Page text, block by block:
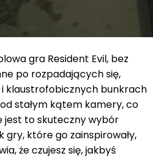
gra Resident Evil, bez
po rozpadających się,
klaustrofobicznych bunkrach
stałym kątem kamery, co
jest to skuteczny wybór
gry, które go zainspirowały,
że ​​czujesz się, jakbyś